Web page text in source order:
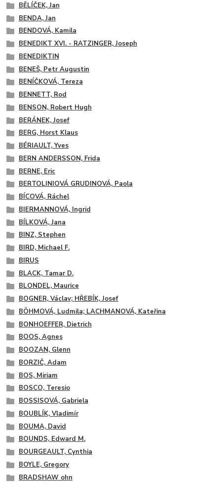
BĚLÍČEK, Jan
BENDA, Jan
BENDOVÁ, Kamila
BENEDIKT XVI. - RATZINGER, Joseph
BENEDIKTIN
BENEŠ, Petr Augustin
BENÍČKOVÁ, Tereza
BENNETT, Rod
BENSON, Robert Hugh
BERÁNEK, Josef
BERG, Horst Klaus
BÉRIAULT, Yves
BERN ANDERSSON, Frida
BERNE, Eric
BERTOLINIOVÁ GRUDINOVÁ, Paola
BÍCOVÁ, Ráchel
BIERMANNOVÁ, Ingrid
BÍLKOVÁ, Jana
BINZ, Stephen
BIRD, Michael F.
BIRUS
BLACK, Tamar D.
BLONDEL, Maurice
BOGNER, Václav; HŘEBÍK, Josef
BÖHMOVÁ, Ludmila; LACHMANOVÁ, Kateřina
BONHOEFFER, Dietrich
BOOS, Agnes
BOOZAN, Glenn
BORZIČ, Adam
BOS, Miriam
BOSCO, Teresio
BOSSISOVÁ, Gabriela
BOUBLÍK, Vladimír
BOUMA, David
BOUNDS, Edward M.
BOURGEAULT, Cynthia
BOYLE, Gregory
BRADSHAW ohn